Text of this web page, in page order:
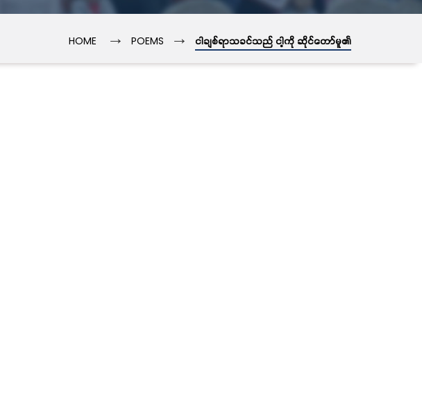
HOME → POEMS → ငါချစ်ရာသခင်သည် ငါ့ကို ဆိုင်တော်မူ၏